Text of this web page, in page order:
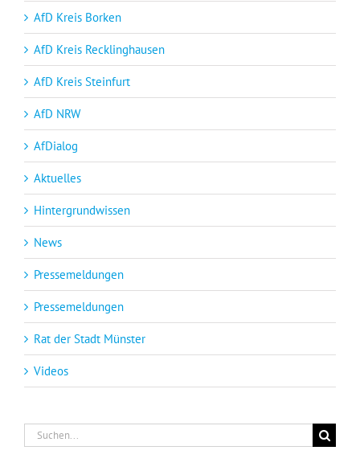
AfD Kreis Borken
AfD Kreis Recklinghausen
AfD Kreis Steinfurt
AfD NRW
AfDialog
Aktuelles
Hintergrundwissen
News
Pressemeldungen
Pressemeldungen
Rat der Stadt Münster
Videos
Suche
nach: